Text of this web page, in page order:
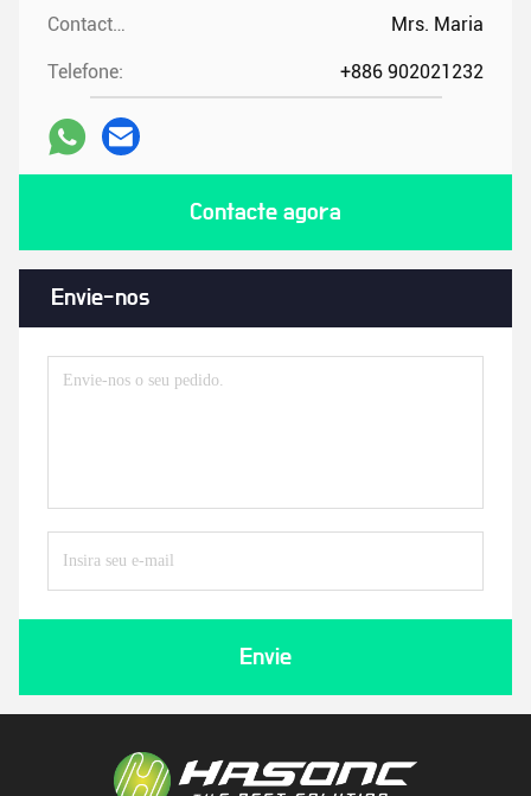
Contactos: Mrs. Maria
Telefone: +886 902021232
Contacte agora
Envie-nos
Envie